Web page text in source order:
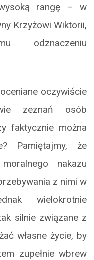
rangę – w
Krzyżowi Wiktorii,
odznaczeniu
oczywiście
zeznań osób
faktycznie można
Pamiętajmy, że
nakazu
z nimi w
wielokrotnie
silnie związane z
własne życie, by
zupełnie wbrew